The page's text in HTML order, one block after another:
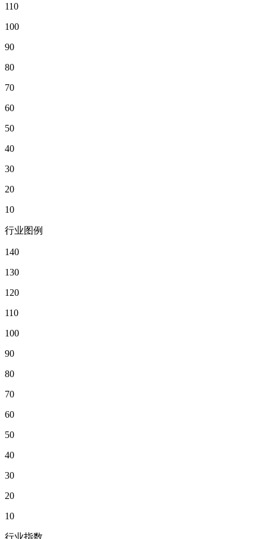
110
100
90
80
70
60
50
40
30
20
10
行业图例
140
130
120
110
100
90
80
70
60
50
40
30
20
10
行业指数